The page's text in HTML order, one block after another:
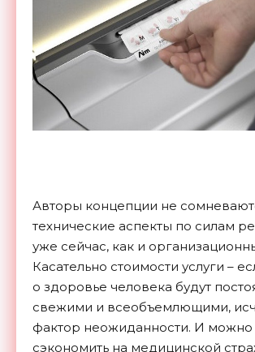
Авторы концепции не
технические аспекты по силам
уже сейчас, как и
Касательно стоимости услуги –
о здоровье человека будут
свежими и всеобъемлющими,
фактор неожиданности. И можно
сэкономить на медицинской